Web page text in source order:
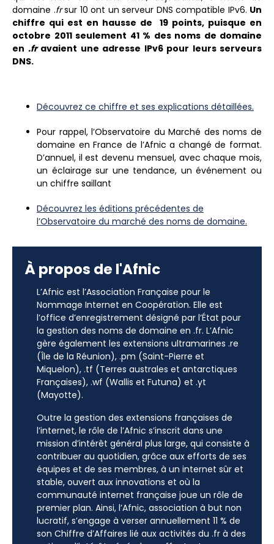
domaine .frsur 10 ont un serveur DNS compatible IPv6. Un
chiffre qui est en hausse de 19 points, puisque en
octobre 2011 seulement 41 % des noms de domaine
en .fravaient une adresse IPv6 pour leurs serveurs
DNS.
Découvrez ce chiffre et ses explications détaillées.
Pour rappel, l’Observatoire du Marché des noms de
domaine en France de l’Afnic a changé de format.
D’annuel, il est devenu mensuel, avec chaque mois,
un éclairage sur une tendance, un événement ou
un chiffre saillant
Découvrez les éditions précédentes de
l’Observatoire du marché des noms de domaine.
À propos de l'Afnic
L’Afnic est l’Association Française pour le
Nommage Internet en Coopération. Elle est
l’office d’enregistrement désigné par l’État pour
la gestion des noms de domaine en .fr. L’Afnic
gère également les extensions ultramarines .re
(Île de la Réunion), .pm (Saint-Pierre et
Miquelon), .tf (Terres australes et antarctiques
Françaises), .wf (Wallis et Futuna) et .yt
(Mayotte).
Outre la gestion des extensions françaises de
l’internet, le rôle de l’Afnic s’inscrit dans une
mission d’intérêt général plus large, qui consiste à
contribuer au quotidien, grâce aux efforts de ses
équipes et de ses membres, à un internet sûr et
stable, ouvert aux innovations et où la
communauté internet française joue un rôle de
premier plan. Ainsi, l’Afnic, association à but non
lucratif, s’engage à verser annuellement 11 % de
son Chiffre d’Affaires lié aux activités du .fr à des